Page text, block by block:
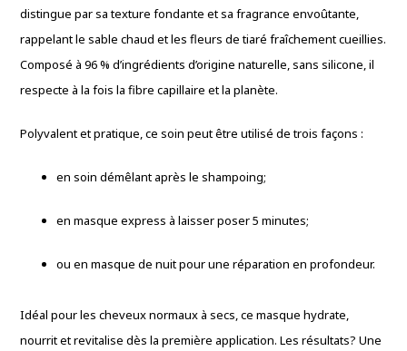
distingue par sa texture fondante et sa fragrance envoûtante,
rappelant le sable chaud et les fleurs de tiaré fraîchement cueillies.
Composé à 96 % d’ingrédients d’origine naturelle, sans silicone, il
respecte à la fois la fibre capillaire et la planète.
Polyvalent et pratique, ce soin peut être utilisé de trois façons :
en soin démêlant après le shampoing;
en masque express à laisser poser 5 minutes;
ou en masque de nuit pour une réparation en profondeur.
Idéal pour les cheveux normaux à secs, ce masque hydrate,
nourrit et revitalise dès la première application. Les résultats? Une